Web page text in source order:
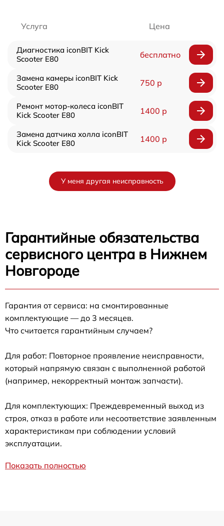
Услуга Цена
Диагностика iconBIT Kick
Scooter E80
бесплатно
Замена камеры iconBIT Kick
Scooter E80
750 р
Ремонт мотор-колеса iconBIT
Kick Scooter E80
1400 р
Замена датчика холла iconBIT
Kick Scooter E80
1400 р
У меня другая неисправность
Гарантийные обязательства
сервисного центра в Нижнем
Новгороде
Гарантия от сервиса: на смонтированные
комплектующие — до 3 месяцев.
Что считается гарантийным случаем?
Для работ: Повторное проявление неисправности,
который напрямую связан с выполненной работой
(например, некорректный монтаж запчасти).
Для комплектующих: Преждевременный выход из
строя, отказ в работе или несоответствие заявленным
характеристикам при соблюдении условий
эксплуатации.
Показать полностью